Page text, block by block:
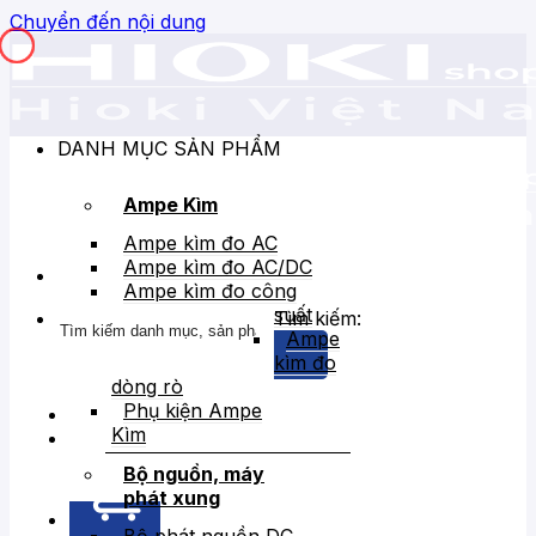
Chuyển đến nội dung
Tìm kiếm:
DANH MỤC SẢN PHẨM
Ampe Kìm
Ampe kìm đo AC
Ampe kìm đo AC/DC
Ampe kìm đo công
suất
Ampe
kìm đo
dòng rò
Phụ kiện Ampe
Kìm
Bộ nguồn, máy
phát xung